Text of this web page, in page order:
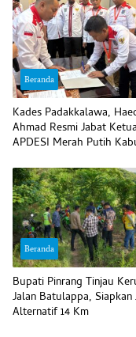
Beranda
Kades Padakkalawa,
Ahmad Resmi Jabat Ketua
APDESI Merah Putih
Beranda
Bupati Pinrang Tinjau
Jalan Batulappa, Siapkan
Alternatif 14 Km